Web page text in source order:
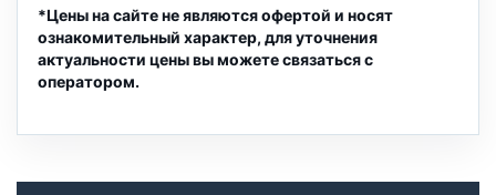
*Цены на сайте не являются офертой и носят
ознакомительный характер, для уточнения
актуальности цены вы можете связаться с
оператором.